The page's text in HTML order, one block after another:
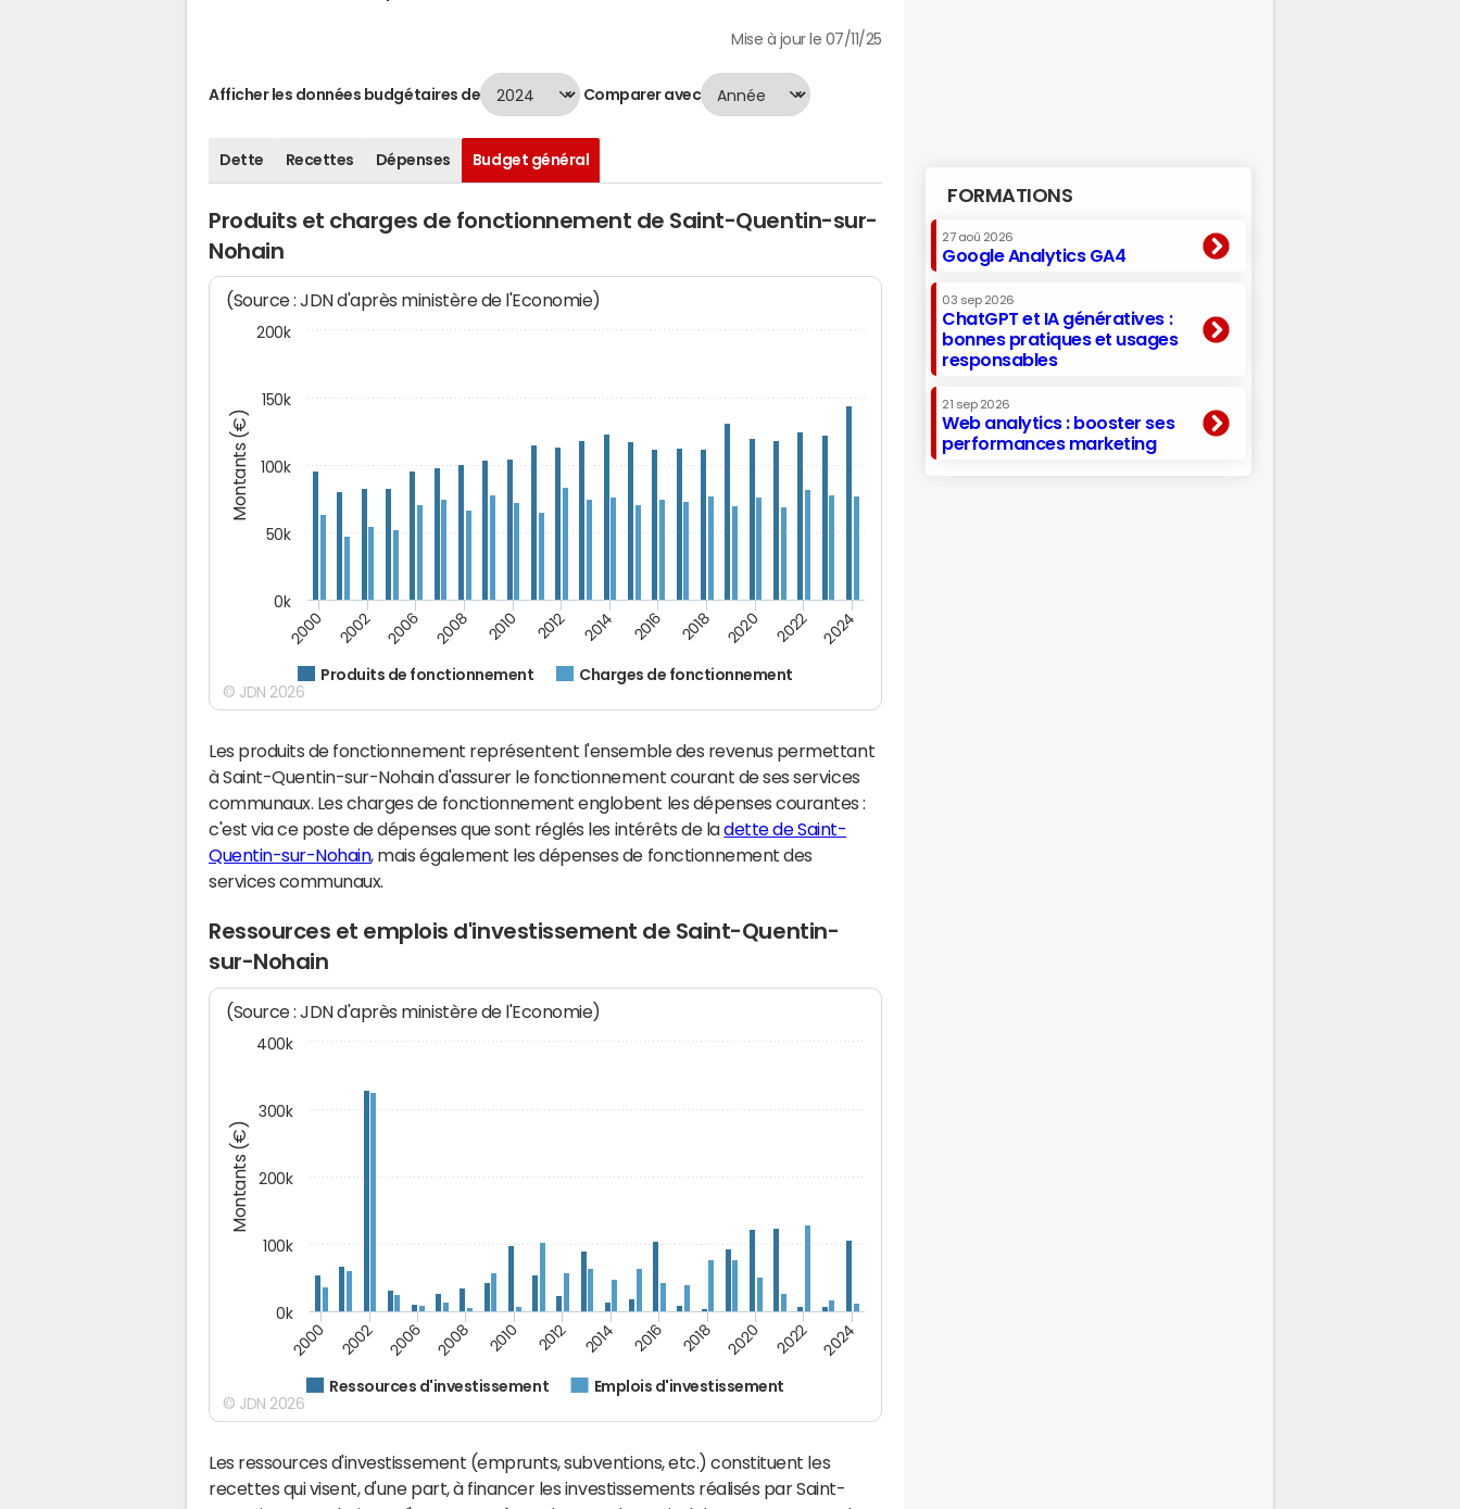
Mise à jour le 07/11/25
Afficher les données budgétaires de Comparer avec
Dette Recettes Dépenses Budget général
Produits et charges de fonctionnement de Saint-Quentin-sur-
Nohain
Montants (€)
(Source : JDN d'après ministère de l'Economie)
Produits de fonctionnement Charges de fonctionnement
2000 2002 2006 2008 2010 2012 2014 2016 2018 2020 2022 2024
0k
50k
100k
150k
200k
© JDN 2026
Les produits de fonctionnement représentent l'ensemble des revenus permettant
à Saint-Quentin-sur-Nohain d'assurer le fonctionnement courant de ses services
communaux. Les charges de fonctionnement englobent les dépenses courantes :
c'est via ce poste de dépenses que sont réglés les intérêts de ladette de Saint-
Quentin-sur-Nohain, mais également les dépenses de fonctionnement des
services communaux.
Ressources et emplois d'investissement de Saint-Quentin-
sur-Nohain
Montants (€)
(Source : JDN d'après ministère de l'Economie)
Ressources d'investissement Emplois d'investissement
2000 2002 2006 2008 2010 2012 2014 2016 2018 2020 2022 2024
0k
100k
200k
300k
400k
© JDN 2026
Les ressources d'investissement (emprunts, subventions, etc.) constituent les
recettes qui visent, d'une part, à financer les investissements réalisés par Saint-
FORMATIONS
27 aoû 2026
Google Analytics GA4
03 sep 2026
ChatGPT et IA génératives :
bonnes pratiques et usages
responsables
21 sep 2026
Web analytics : booster ses
performances marketing